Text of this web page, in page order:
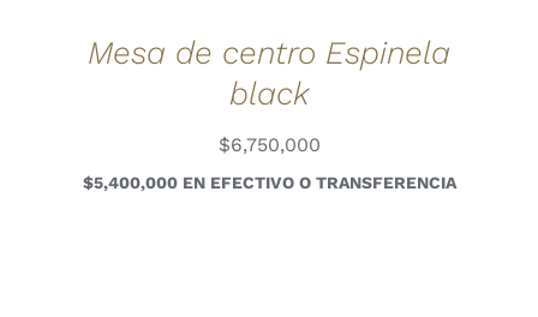
Mesa de centro Espinela
black
$6,750,000
$5,400,000 EN EFECTIVO O TRANSFERENCIA